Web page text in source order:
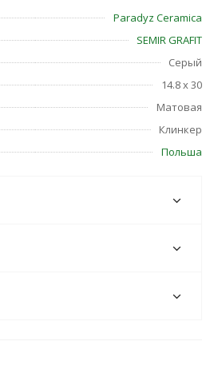
Paradyz Ceramica
SEMIR GRAFIT
Серый
14.8 x 30
Матовая
Клинкер
Польша